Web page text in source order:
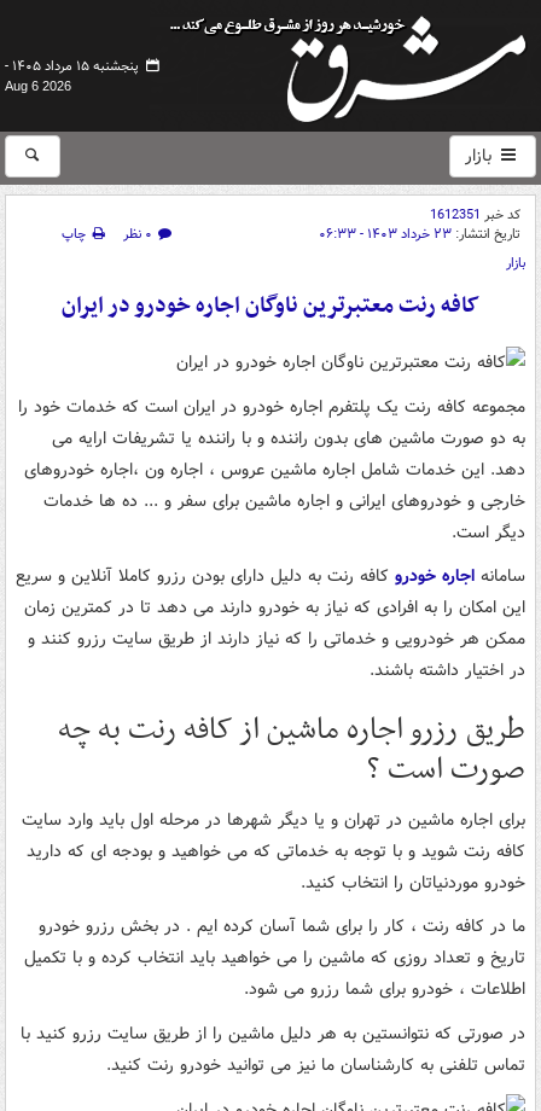
پنجشنبه ۱۵ مرداد ۱۴۰۵ -
Aug 6 2026
بازار
کد خبر 1612351
تاریخ انتشار: ۲۳ خرداد ۱۴۰۳ - ۰۶:۳۳ ۰ نظر
چاپ
بازار
کافه رنت معتبرترین ناوگان اجاره خودرو در ایران
مجموعه کافه رنت یک پلتفرم اجاره خودرو در ایران است که خدمات خود را
به دو صورت ماشین های بدون راننده و با راننده یا تشریفات ارایه می
دهد. این خدمات شامل اجاره ماشین عروس ، اجاره ون ،اجاره خودروهای
خارجی و خودروهای ایرانی و اجاره ماشین برای سفر و ... ده ها خدمات
دیگر است.
سامانه اجاره خودرو کافه رنت به دلیل دارای بودن رزرو کاملا آنلاین و سریع
این امکان را به افرادی که نیاز به خودرو دارند می دهد تا در کمترین زمان
ممکن هر خودرویی و خدماتی را که نیاز دارند از طریق سایت رزرو کنند و
در اختیار داشته باشند.
طریق رزرو اجاره ماشین از کافه رنت به چه
صورت است ؟
برای اجاره ماشین در تهران و یا دیگر شهرها در مرحله اول باید وارد سایت
کافه رنت شوید و با توجه به خدماتی که می خواهید و بودجه ای که دارید
خودرو موردنیاتان را انتخاب کنید.
ما در کافه رنت ، کار را برای شما آسان کرده ایم . در بخش رزرو خودرو
تاریخ و تعداد روزی که ماشین را می خواهید باید انتخاب کرده و با تکمیل
اطلاعات ، خودرو برای شما رزرو می شود.
در صورتی که نتوانستین به هر دلیل ماشین را از طریق سایت رزرو کنید با
تماس تلفنی به کارشناسان ما نیز می توانید خودرو رنت کنید.